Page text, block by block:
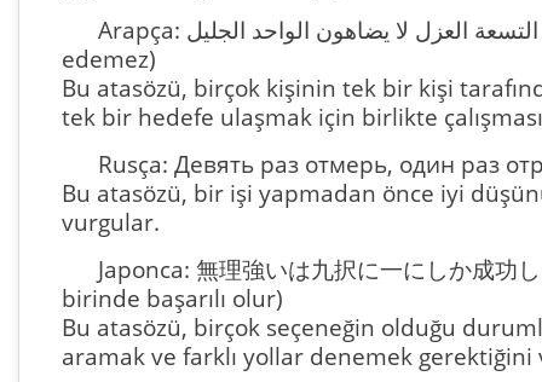
Arapça: التسعة العزل لا يضاهون الواحد الجليل (Dokuz yalnız adam tek bir azizi takip
edemez)
Bu atasözü, birçok kişinin tek bir kişi
tek bir hedefe ulaşmak için birlikte
Rusça: Девять раз отмерь, один раз
Bu atasözü, bir işi yapmadan önce iyi
vurgular.
Japonca: 無理強いは九択に一にしか成
birinde başarılı olur)
Bu atasözü, birçok seçeneğin olduğu
aramak ve farklı yollar denemek